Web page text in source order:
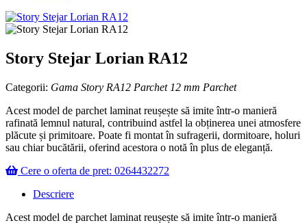
Story Stejar Lorian RA12
Categorii: Gama Story RA12 Parchet 12 mm Parchet
Acest model de parchet laminat reușește să imite într-o manieră
rafinată lemnul natural, contribuind astfel la obținerea unei atmosfere
plăcute și primitoare. Poate fi montat în sufragerii, dormitoare, holuri
sau chiar bucătării, oferind acestora o notă în plus de eleganță.
Cere o oferta de pret: 0264432272
Descriere
Acest model de parchet laminat reușește să imite într-o manieră